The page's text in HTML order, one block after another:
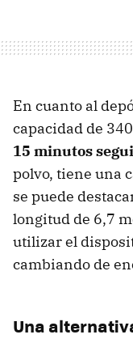
En cuanto al
capacidad de
15 minutos
polvo, tiene una
se puede
longitud de 6,7
utilizar el
cambiando de
Una